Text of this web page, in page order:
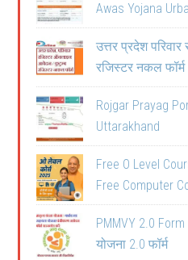
Awas Yojana
उत्तर प्रदेश
रजिस्टर नकल फॉर्म
Rojgar Prayag
Uttarakhand
Free O Level
Free Computer
PMMVY 2.0 Form
योजना 2.0 फॉर्म